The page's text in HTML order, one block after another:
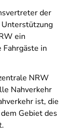
der
ein
in
NRW
Nahverkehr
ist, die
Gebiet des